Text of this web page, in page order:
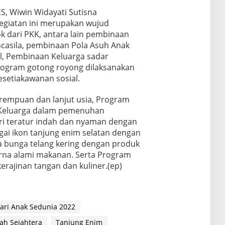
Wiwin Widayati Sutisna
ini merupakan wujud
dari PKK, antara lain pembinaan
pembinaan Pola Asuh Anak
Pembinaan Keluarga sadar
gotong royong dilaksanakan
sosial.
dan lanjut usia, Program
dalam pemenuhan
teratur indah dan nyaman dengan
ikon tanjung enim selatan dengan
telang kering dengan produk
alami makanan. Serta Program
tangan dan kuliner.(ep)
Anak Sedunia 2022
Sejahtera
Tanjung Enim